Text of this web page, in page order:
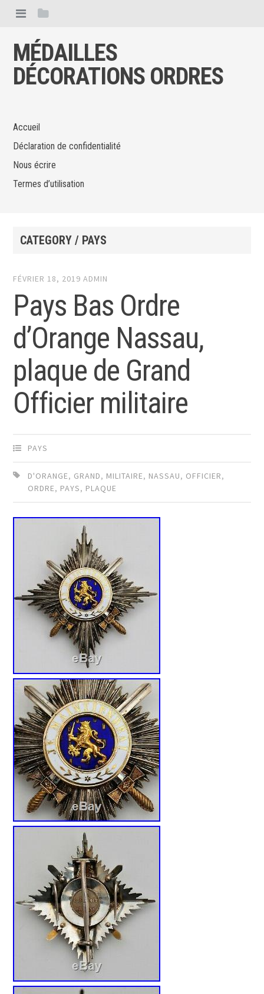
MÉDAILLES
DÉCORATIONS ORDRES
Accueil
Déclaration de confidentialité
Nous écrire
Termes d’utilisation
CATEGORY / PAYS
FÉVRIER 18, 2019 ADMIN
Pays Bas Ordre
d’Orange Nassau,
plaque de Grand
Officier militaire
PAYS
D'ORANGE, GRAND, MILITAIRE, NASSAU, OFFICIER,
ORDRE, PAYS, PLAQUE